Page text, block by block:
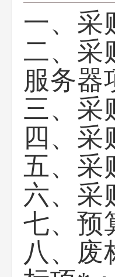
一、采
二、采
服务器
三、采
四、采
五、采
六、采
七、预
八、废